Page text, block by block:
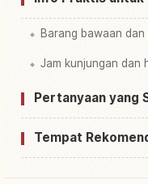
Barang bawaan dan
Jam kunjungan dan
Pertanyaan yang
Tempat